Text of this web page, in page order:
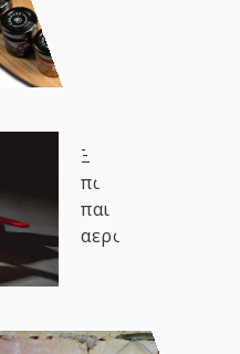
Ξύλινο
παιδικό
παιχνίδι
αεροπλάνο